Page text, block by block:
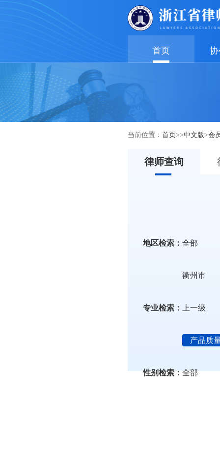
首页
当前位置： 首页>>中文版>会
律师查询
地区检索： 全部
衢州市
专业检索： 上一级
产品质
性别检索：全部